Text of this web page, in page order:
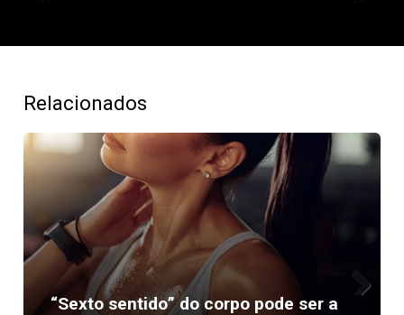
Relacionados
“Sexto sentido” do corpo pode ser a